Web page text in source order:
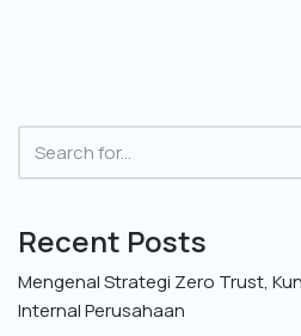
Recent Posts
Mengenal Strategi Zero Trust,
Internal Perusahaan